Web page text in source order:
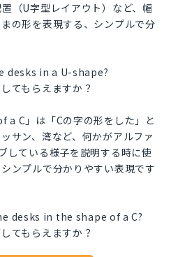
（U字型レイアウト）など、幅
の形を表現する、シンプルで分
desks in a U-shape?
てもらえますか？
C」は「Cの字の形をした」と
サン、湾など、何かがアルファ
している様子を説明する時に使
ンプルで分かりやすい表現です
desks in the shape of a C?
てもらえますか？